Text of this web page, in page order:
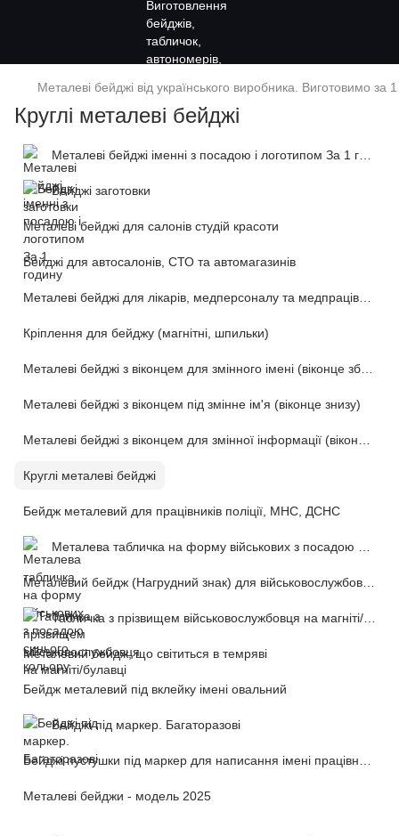
Металеві бейджі від українського виробника. Виготовимо за
Круглі металеві бейджі
Бейджі заготовки
Металеві бейджі для салонів студій красоти
Бейджі для автосалонів, СТО та автомагазинів
Кріплення для бейджу (магнітні, шпильки)
Металеві бейджі з віконцем під змінне ім'я (віконце знизу)
Круглі металеві бейджі
Бейдж металевий для працівників поліції, МНС, ДСНС
Металевий бейдж, що світиться в темряві
Бейдж металевий під вклейку імені овальний
Бейджі під маркер. Багаторазові
Металеві бейджи - модель 2025